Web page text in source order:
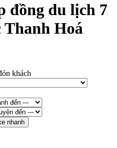
đồng du lịch 7
Thanh Hoá
khách
nhanh